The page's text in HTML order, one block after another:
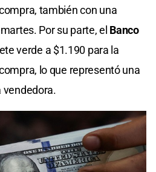
también con una
Por su parte, el Banco
verde a $1.190 para la
lo que representó una
vendedora.